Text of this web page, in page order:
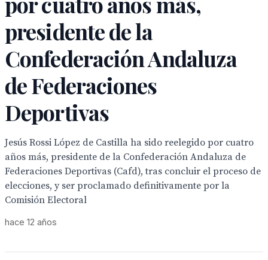
presidente de la
Confederación Andaluza
de Federaciones
Deportivas
Jesús Rossi López de Castilla ha sido reelegido por cuatro
años más, presidente de la Confederación Andaluza de
Federaciones Deportivas (Cafd), tras concluir el proceso de
elecciones, y ser proclamado definitivamente por la
Comisión Electoral
hace 12 años